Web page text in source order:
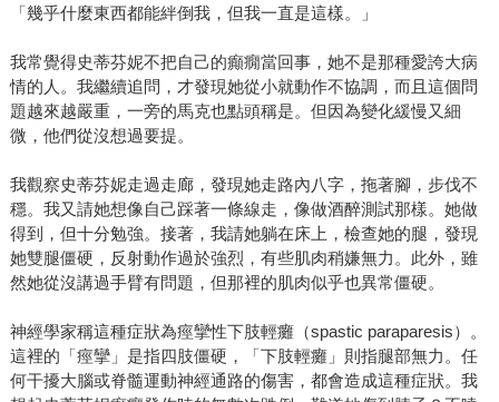
「幾乎什麼東西都能絆倒我，但我一直是這樣。」
我常覺得史蒂芬妮不把自己的癲癇當回事，她不是那種愛誇大病
情的人。我繼續追問，才發現她從小就動作不協調，而且這個問
題越來越嚴重，一旁的馬克也點頭稱是。但因為變化緩慢又細
微，他們從沒想過要提。
我觀察史蒂芬妮走過走廊，發現她走路內八字，拖著腳，步伐不
穩。我又請她想像自己踩著一條線走，像做酒醉測試那樣。她做
得到，但十分勉強。接著，我請她躺在床上，檢查她的腿，發現
她雙腿僵硬，反射動作過於強烈，有些肌肉稍嫌無力。此外，雖
然她從沒講過手臂有問題，但那裡的肌肉似乎也異常僵硬。
神經學家稱這種症狀為痙攣性下肢輕癱（spastic paraparesis）。
這裡的「痙攣」是指四肢僵硬，「下肢輕癱」則指腿部無力。任
何干擾大腦或脊髓運動神經通路的傷害，都會造成這種症狀。我